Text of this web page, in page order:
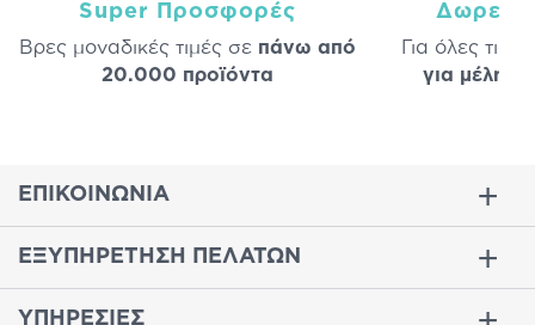
Super Προσφορές
Βρες μοναδικές τιμές σε πάνω από
20.000 προϊόντα
Δωρεάν
Για όλες τις
για μέλη
ΕΠΙΚΟΙΝΩΝΙΑ
ΕΞΥΠΗΡΕΤΗΣΗ ΠΕΛΑΤΩΝ
ΥΠΗΡΕΣΙΕΣ